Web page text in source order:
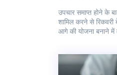
उपचार समाप्त होने के
शामिल करने से
आगे की योजना बनाने